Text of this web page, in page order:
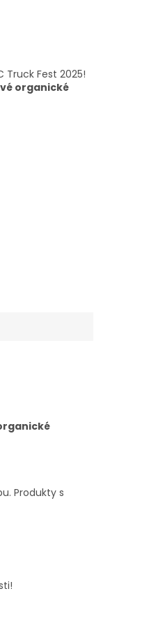
Truck Fest 2025!
organické
Produkty s